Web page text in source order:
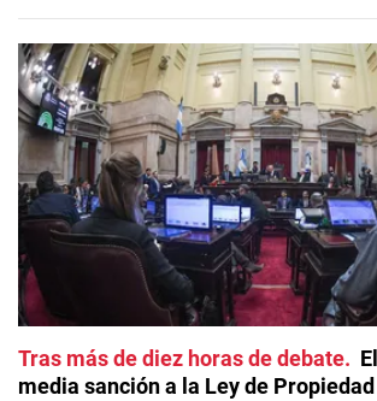
Tras más de diez horas de debate
media sanción a la Ley de